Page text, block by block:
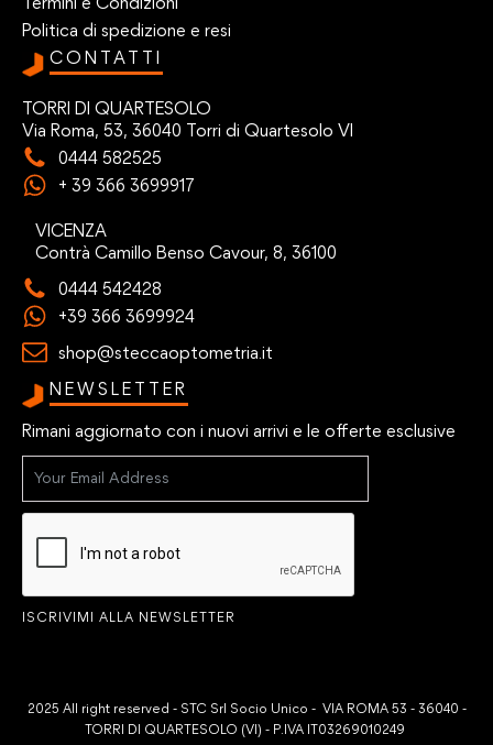
Politica di spedizione e resi
CONTATTI
TORRI DI QUARTESOLO
Via Roma, 53, 36040 Torri di Quartesolo VI
0444 582525
+ 39 366 3699917
VICENZA
Contrà Camillo Benso Cavour, 8, 36100
0444 542428
+39 366 3699924
shop@steccaoptometria.it
NEWSLETTER
Rimani aggiornato con i nuovi arrivi e le offerte esclusive
ISCRIVIMI ALLA NEWSLETTER
2025 All right reserved - STC Srl Socio Unico - VIA ROMA 53 - 36040 -
TORRI DI QUARTESOLO (VI) - P.IVA IT03269010249